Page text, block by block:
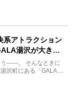
系アトラクション
湯沢が大きく
う――。 そんなときに
沢町にある「GALA湯